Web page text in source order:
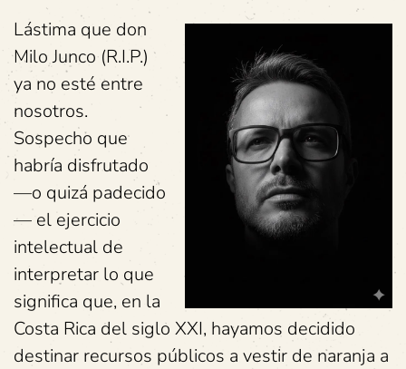
Lástima que don
Milo Junco (R.I.P.)
ya no esté entre
nosotros.
Sospecho que
habría disfrutado
—o quizá padecido
— el ejercicio
intelectual de
interpretar lo que
significa que, en la
Costa Rica del siglo XXI, hayamos decidido
destinar recursos públicos a vestir de naranja a